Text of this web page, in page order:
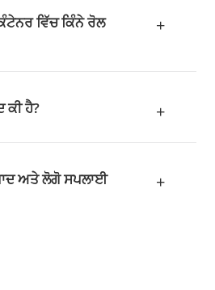
ਵਿੱਚ ਕਿੰਨੇ ਰੋਲ
+
ਕੀ ਹੈ? +
ਅਤੇ ਲੋਗੋ ਸਪਲਾਈ
+